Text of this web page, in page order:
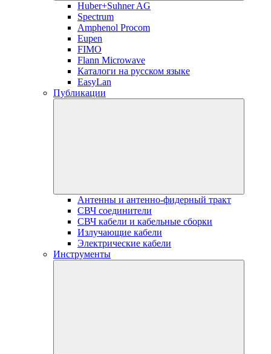
Huber+Suhner AG
Spectrum
Amphenol Procom
Eupen
FIMO
Flann Microwave
Каталоги на русском языке
EasyLan
Публикации
Антенны и антенно-фидерный тракт
СВЧ соединители
СВЧ кабели и кабельные сборки
Излучающие кабели
Электрические кабели
Инструменты